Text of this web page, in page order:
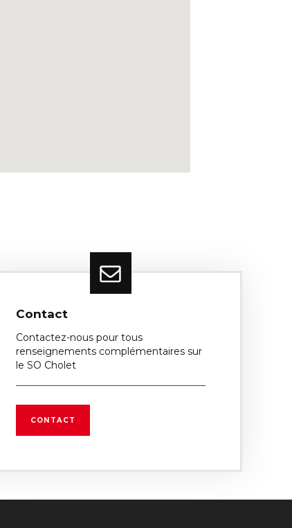
Contact
Contactez-nous pour tous
renseignements complémentaires sur
le SO Cholet
CONTACT